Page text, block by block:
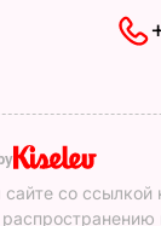
со ссылкой